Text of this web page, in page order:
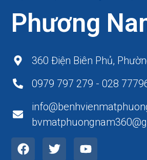
Phương
360 Điện Biên Phủ,
0979 797 279 - 028